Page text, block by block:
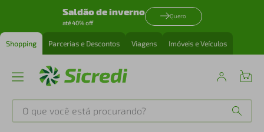
Saldão de inverno
até 40% off
Quero
Shopping Parcerias e Descontos Viagens Imóveis e Veículos
O que você está procurando?